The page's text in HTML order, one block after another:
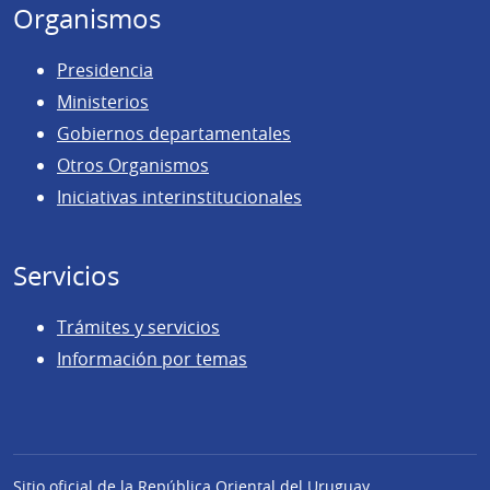
Organismos
Presidencia
Ministerios
Gobiernos departamentales
Otros Organismos
Iniciativas interinstitucionales
Servicios
Trámites y servicios
Información por temas